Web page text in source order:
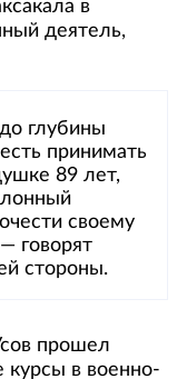
в
деятель,
глубины
принимать
89 лет,
своему
говорят
стороны.
прошел
курсы в военно-